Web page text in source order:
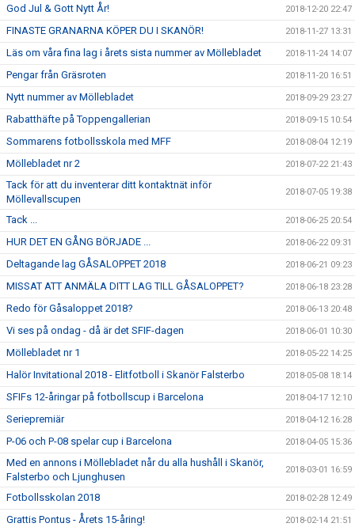
God Jul & Gott Nytt År! 2018-12-20 22:47
FINASTE GRANARNA KÖPER DU I SKANÖR! 2018-11-27 13:31
Läs om våra fina lag i årets sista nummer av Möllebladet 2018-11-24 14:07
Pengar från Gräsroten 2018-11-20 16:51
Nytt nummer av Möllebladet 2018-09-29 23:27
Rabatthäfte på Toppengallerian 2018-09-15 10:54
Sommarens fotbollsskola med MFF 2018-08-04 12:19
Möllebladet nr 2 2018-07-22 21:43
Tack för att du inventerar ditt kontaktnät inför
Möllevallscupen
2018-07-05 19:38
Tack ... 2018-06-25 20:54
HUR DET EN GÅNG BÖRJADE ... 2018-06-22 09:31
Deltagande lag GÅSALOPPET 2018 2018-06-21 09:23
MISSAT ATT ANMÄLA DITT LAG TILL GÅSALOPPET? 2018-06-18 23:28
Redo för Gåsaloppet 2018? 2018-06-13 20:48
Vi ses på ondag - då är det SFIF-dagen 2018-06-01 10:30
Möllebladet nr 1 2018-05-22 14:25
Halör Invitational 2018 - Elitfotboll i Skanör Falsterbo 2018-05-08 18:14
SFIFs 12-åringar på fotbollscup i Barcelona 2018-04-17 12:10
Seriepremiär 2018-04-12 16:28
P-06 och P-08 spelar cup i Barcelona 2018-04-05 15:36
Med en annons i Möllebladet når du alla hushåll i Skanör,
Falsterbo och Ljunghusen
2018-03-01 16:59
Fotbollsskolan 2018 2018-02-28 12:49
Grattis Pontus - Årets 15-åring! 2018-02-14 21:51